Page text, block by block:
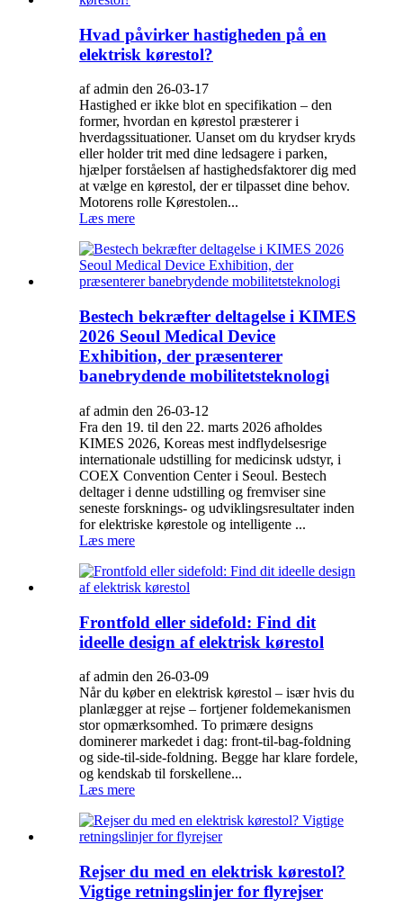
Hvad påvirker hastigheden på en
elektrisk kørestol?
af admin den 26-03-17
Hastighed er ikke blot en specifikation – den
former, hvordan en kørestol præsterer i
hverdagssituationer. Uanset om du krydser kryds
eller holder trit med dine ledsagere i parken,
hjælper forståelsen af ​​hastighedsfaktorer dig med
at vælge en kørestol, der er tilpasset dine behov.
Motorens rolle Kørestolen...
Læs mere
Bestech bekræfter deltagelse i KIMES
2026 Seoul Medical Device
Exhibition, der præsenterer
banebrydende mobilitetsteknologi
af admin den 26-03-12
Fra den 19. til den 22. marts 2026 afholdes
KIMES 2026, Koreas mest indflydelsesrige
internationale udstilling for medicinsk udstyr, i
COEX Convention Center i Seoul. Bestech
deltager i denne udstilling og fremviser sine
seneste forsknings- og udviklingsresultater inden
for elektriske kørestole og intelligente ...
Læs mere
Frontfold eller sidefold: Find dit
ideelle design af elektrisk kørestol
af admin den 26-03-09
Når du køber en elektrisk kørestol – især hvis du
planlægger at rejse – fortjener foldemekanismen
stor opmærksomhed. To primære designs
dominerer markedet i dag: front-til-bag-foldning
og side-til-side-foldning. Begge har klare fordele,
og kendskab til forskellene...
Læs mere
Rejser du med en elektrisk kørestol?
Vigtige retningslinjer for flyrejser